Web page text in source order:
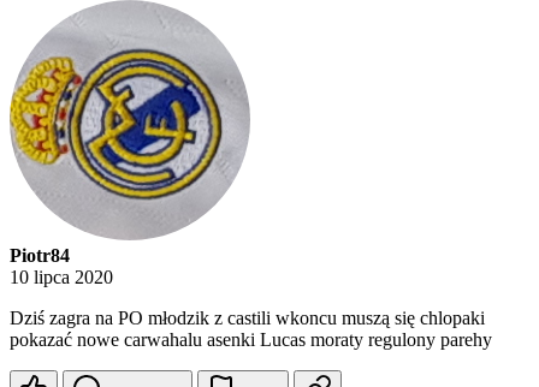
Piotr84
10 lipca 2020
Dziś zagra na PO młodzik z castili wkoncu muszą się chlopaki
pokazać nowe carwahalu asenki Lucas moraty regulony parehy